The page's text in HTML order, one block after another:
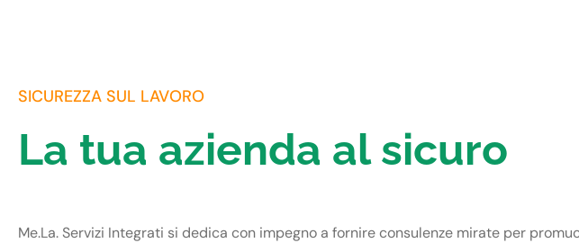
SICUREZZA SUL LAVORO
La tua azienda al sicuro
Me.La. Servizi Integrati si dedica con impegno a fornire consulenze mirate per